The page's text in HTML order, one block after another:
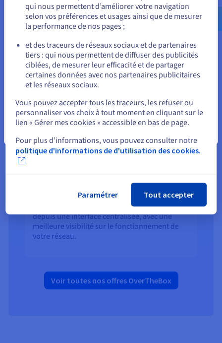
Des performances adaptées à vos
priorités
Les flux critiques bénéficient d’un traitement
prioritaire, afin de garantir la stabilité des
usages indispensables à votre activité.
connectivité
Vous pilotez et supervisez vos connexions
depuis une interface centralisée, avec une
meilleure visibilité sur le fonctionnement de
votre réseau.
Voir toutes nos offres OverTheBox
us.ovhcloud.com/ Anglais USD - $
ou
Rester sur le site actuel
Sélectionner un autre site web
qui nous permettent d’améliorer votre navigation
selon vos préférences et usages ainsi que de mesurer
la performance de nos pages ;
et des traceurs de réseaux sociaux et de partenaires
tiers : qui nous permettent de diffuser des publicités
ciblées, de mesurer leur efficacité et de partager
certaines données avec nos partenaires publicitaires
et les réseaux sociaux.
Vous pouvez accepter tous les traceurs, les refuser ou
personnaliser vos choix à tout moment en cliquant sur le
lien « Gérer mes cookies » accessible en bas de page.
Pour plus d’informations, vous pouvez consulter notre
politique d'informations de d'utilisation des cookies.
Paramétrer Tout accepter